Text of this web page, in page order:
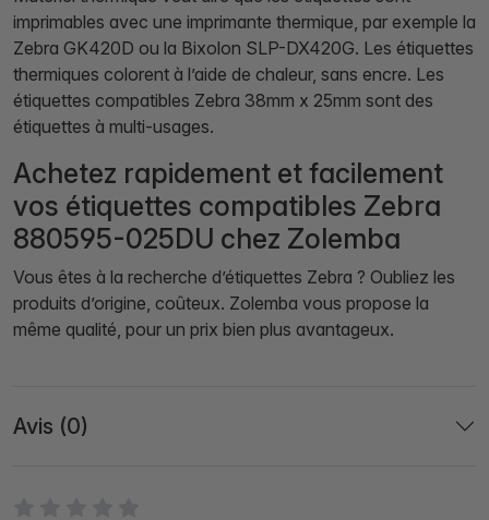
imprimables avec une imprimante thermique, par exemple la
Zebra GK420D ou la Bixolon SLP-DX420G. Les étiquettes
thermiques colorent à l’aide de chaleur, sans encre. Les
étiquettes compatibles Zebra 38mm x 25mm sont des
étiquettes à multi-usages.
Achetez rapidement et facilement
vos étiquettes compatibles Zebra
880595-025DU chez Zolemba
Vous êtes à la recherche d’étiquettes Zebra ? Oubliez les
produits d’origine, coûteux. Zolemba vous propose la
même qualité, pour un prix bien plus avantageux.
Avis (0)